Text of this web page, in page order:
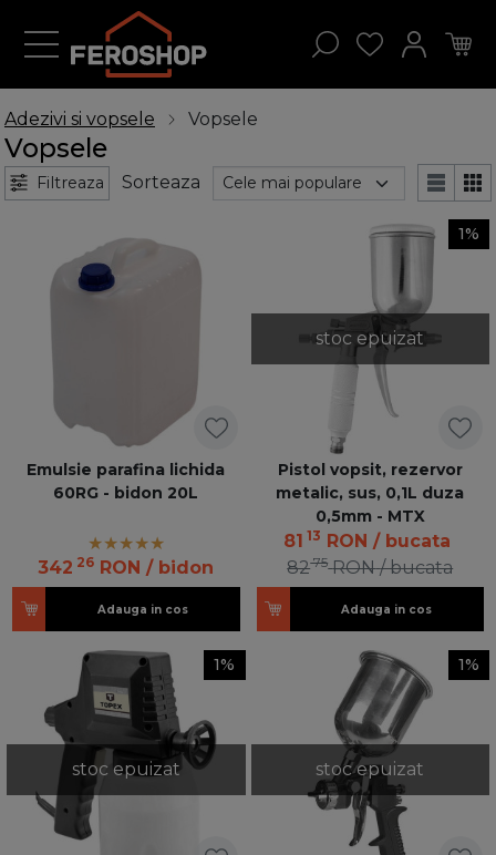
Adezivi si vopsele Vopsele
Vopsele
Filtreaza Sorteaza
Emulsie parafina lichida
60RG - bidon 20L
342 26 RON / bidon
Adauga in cos
stoc epuizat
1%
Pistol vopsit, rezervor
metalic, sus, 0,1L duza
0,5mm - MTX
81 13 RON / bucata
8275 RON / bucata
Adauga in cos
stoc epuizat
1%
stoc epuizat
1%